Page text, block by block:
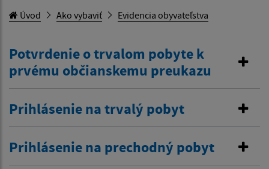
Úvod Ako vybaviť Evidencia obyvateľstva
Potvrdenie o trvalom pobyte k
prvému občianskemu preukazu
Prihlásenie na trvalý pobyt
Prihlásenie na prechodný pobyt